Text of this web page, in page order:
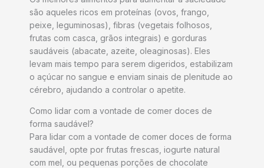
são aqueles ricos em proteínas (ovos, frango,
peixe, leguminosas), fibras (vegetais folhosos,
frutas com casca, grãos integrais) e gorduras
saudáveis (abacate, azeite, oleaginosas). Eles
levam mais tempo para serem digeridos, estabilizam
o açúcar no sangue e enviam sinais de plenitude ao
cérebro, ajudando a controlar o apetite.
Como lidar com a vontade de comer doces de
forma saudável?
Para lidar com a vontade de comer doces de forma
saudável, opte por frutas frescas, iogurte natural
com mel, ou pequenas porções de chocolate